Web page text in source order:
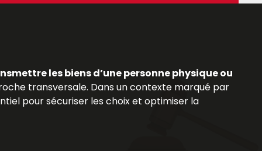
les biens d’une personne physique ou
transversale. Dans un contexte marqué par
pour sécuriser les choix et optimiser la